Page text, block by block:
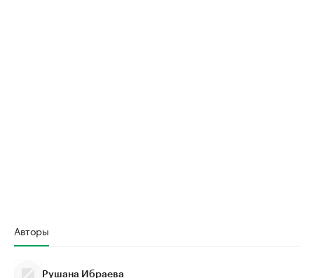
Авторы
Рушана Ибраева